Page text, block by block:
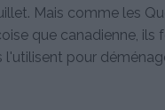
Mais comme les
que canadienne, ils
pour